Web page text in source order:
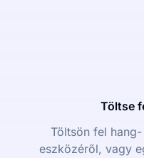
Töltse
Töltsön fel
eszközéről, vagy